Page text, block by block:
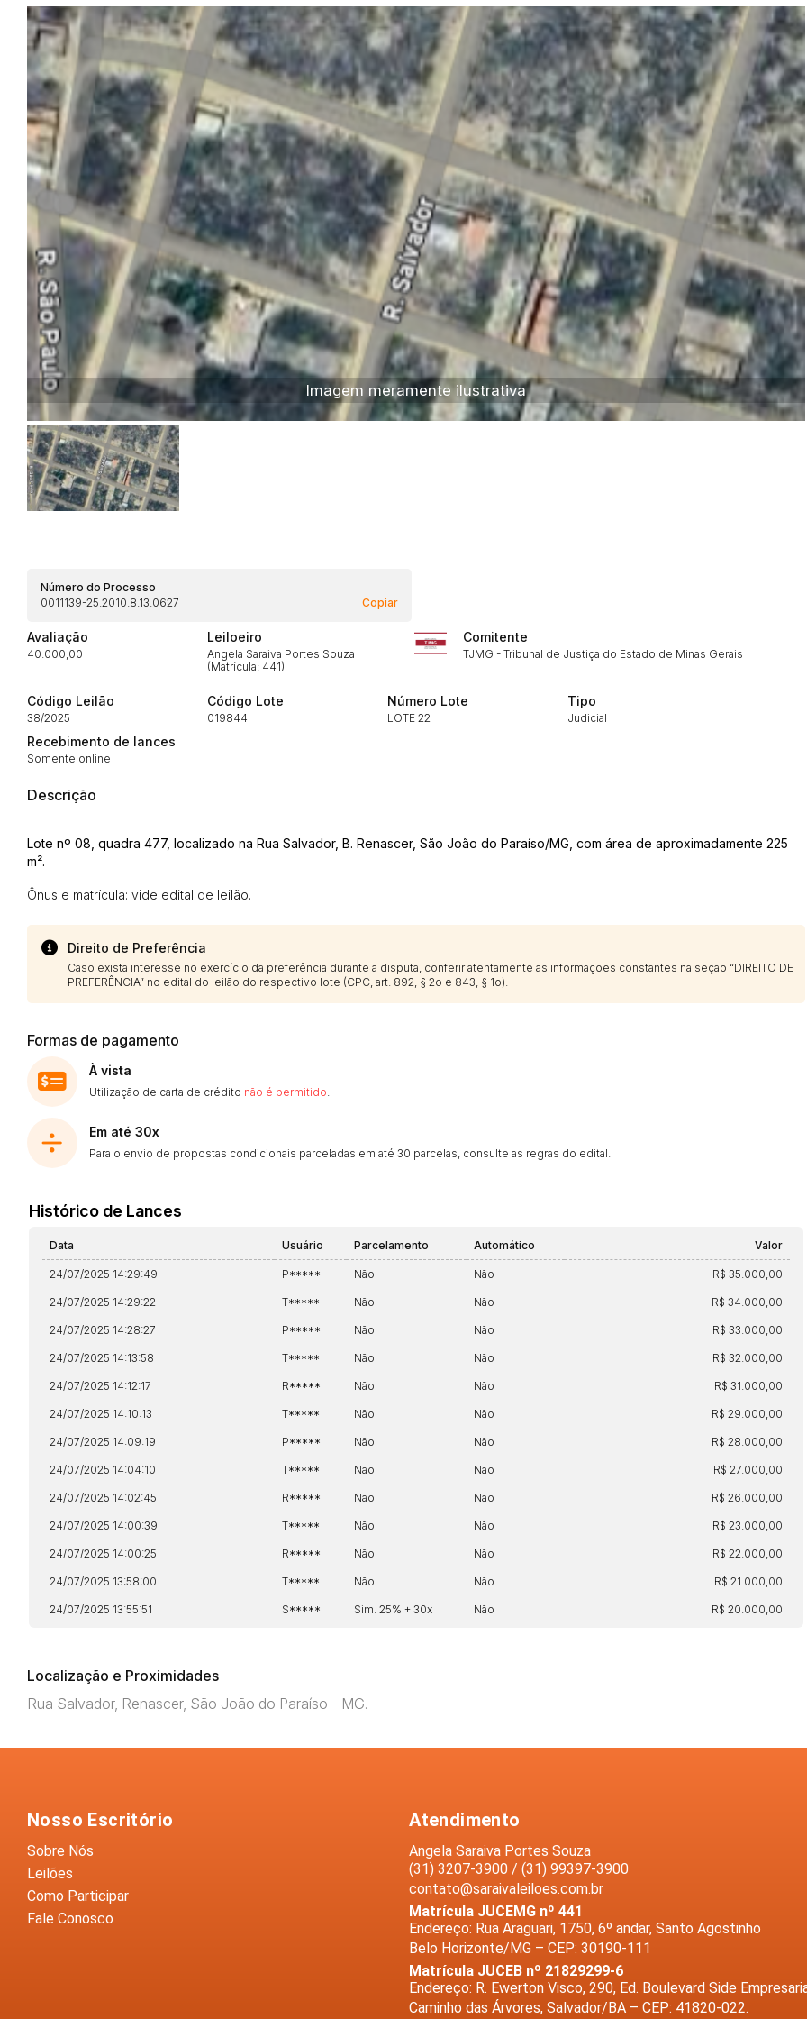
Sala
Salas
Vaga de Garagem
Materiais
Bens diversos
Veículos
Caminhão
Carro
Carros
Moto
Motocicleta
Ônibus
Imagem meramente ilustrativa
Número do Processo
0011139-25.2010.8.13.0627
Copiar
Avaliação
40.000,00
Leiloeiro
Angela Saraiva Portes Souza
(Matrícula: 441)
Comitente
TJMG - Tribunal de Justiça do Estado de Minas Gerais
Código Leilão
38/2025
Código Lote
019844
Número Lote
LOTE 22
Tipo
Judicial
Recebimento de lances
Somente online
Descrição
Lote nº 08, quadra 477, localizado na Rua Salvador, B. Renascer, São João do Paraíso/MG, com área de aproximadamente 225
m².
Ônus e matrícula: vide edital de leilão.
Direito de Preferência
Caso exista interesse no exercício da preferência durante a disputa, conferir atentamente as informações constantes na seção “DIREITO DE
PREFERÊNCIA” no edital do leilão do respectivo lote (CPC, art. 892, § 2o e 843, § 1o).
Formas de pagamento
À vista
Utilização de carta de crédito não é permitido.
Em até 30x
Para o envio de propostas condicionais parceladas em até 30 parcelas, consulte as regras do edital.
Histórico de Lances
Data Usuário Parcelamento Automático Valor
24/07/2025 14:29:49 P***** Não Não R$ 35.000,00
24/07/2025 14:29:22 T***** Não Não R$ 34.000,00
24/07/2025 14:28:27 P***** Não Não R$ 33.000,00
24/07/2025 14:13:58 T***** Não Não R$ 32.000,00
24/07/2025 14:12:17 R***** Não Não R$ 31.000,00
24/07/2025 14:10:13 T***** Não Não R$ 29.000,00
24/07/2025 14:09:19 P***** Não Não R$ 28.000,00
24/07/2025 14:04:10 T***** Não Não R$ 27.000,00
24/07/2025 14:02:45 R***** Não Não R$ 26.000,00
24/07/2025 14:00:39 T***** Não Não R$ 23.000,00
24/07/2025 14:00:25 R***** Não Não R$ 22.000,00
24/07/2025 13:58:00 T***** Não Não R$ 21.000,00
24/07/2025 13:55:51 S***** Sim. 25% + 30x Não R$ 20.000,00
Localização e Proximidades
Rua Salvador, Renascer, São João do Paraíso - MG.
14/04/2025 18:43:11 TIAGOFELIPE
14/04/2025 18:43:11
Clique aqui para fazer login
Habilite-se para efetuar lances ou propostas
Nosso Escritório
Sobre Nós
Leilões
Como Participar
Fale Conosco
Atendimento
Angela Saraiva Portes Souza
(31) 3207-3900 / (31) 99397-3900
contato@saraivaleiloes.com.br
Matrícula JUCEMG nº 441
Endereço: Rua Araguari, 1750, 6º andar, Santo Agostinho
Belo Horizonte/MG – CEP: 30190-111
Matrícula JUCEB nº 21829299-6
Endereço: R. Ewerton Visco, 290, Ed. Boulevard Side
Caminho das Árvores, Salvador/BA – CEP: 41820-022.